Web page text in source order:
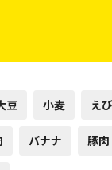
豆 小麦 えび
バナナ 豚肉